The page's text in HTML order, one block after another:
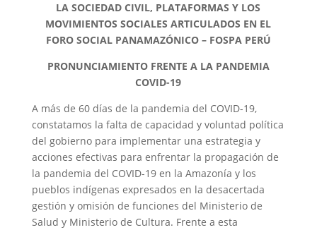
LA SOCIEDAD CIVIL, PLATAFORMAS Y LOS
MOVIMIENTOS SOCIALES ARTICULADOS EN EL
FORO SOCIAL PANAMAZÓNICO – FOSPA PERÚ
PRONUNCIAMIENTO FRENTE A LA PANDEMIA
COVID-19
A más de 60 días de la pandemia del COVID-19,
constatamos la falta de capacidad y voluntad política
del gobierno para implementar una estrategia y
acciones efectivas para enfrentar la propagación de
la pandemia del COVID-19 en la Amazonía y los
pueblos indígenas expresados en la desacertada
gestión y omisión de funciones del Ministerio de
Salud y Ministerio de Cultura. Frente a esta